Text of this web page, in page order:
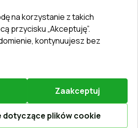
prawa zastrzeżone.
Vitrager.com.Zgłosić problem
na korzystanie z takich
przycisku „Akceptuję”.
kontynuujesz bez
Zaakceptuj
dotyczące plików cookie